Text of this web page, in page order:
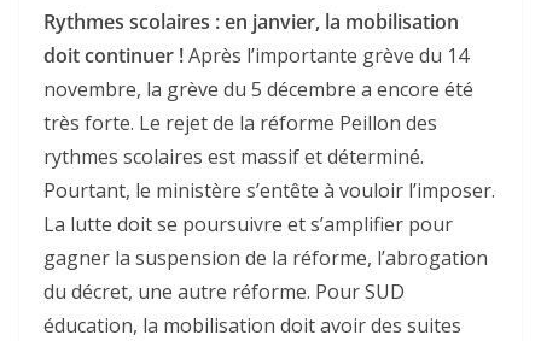
Rythmes scolaires : en janvier, la mobilisation
doit continuer !Après l’importante grève du 14
novembre, la grève du 5 décembre a encore été
très forte. Le rejet de la réforme Peillon des
rythmes scolaires est massif et déterminé.
Pourtant, le ministère s’entête à vouloir l’imposer.
La lutte doit se poursuivre et s’amplifier pour
gagner la suspension de la réforme, l’abrogation
du décret, une autre réforme. Pour SUD
éducation, la mobilisation doit avoir des suites